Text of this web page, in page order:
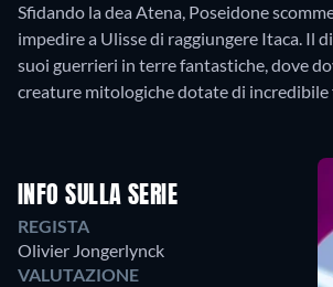
Sfidando la dea Atena, Poseidone
impedire a Ulisse di raggiungere Itaca. Il
suoi guerrieri in terre fantastiche, dove
INFO SULLA SERIE
REGISTA
Olivier Jongerlynck
VALUTAZIONE